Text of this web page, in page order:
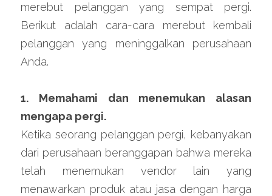
merebut pelanggan yang sempat pergi.
Berikut adalah cara-cara merebut kembali
pelanggan yang meninggalkan perusahaan
Anda.
1. Memahami dan menemukan alasan
mengapa pergi.
Ketika seorang pelanggan pergi, kebanyakan
dari perusahaan beranggapan bahwa mereka
telah menemukan vendor lain yang
menawarkan produk atau jasa dengan harga